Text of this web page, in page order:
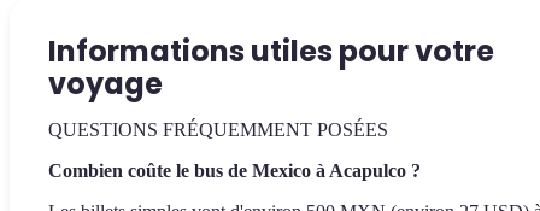
Informations utiles pour votre
voyage
QUESTIONS FRÉQUEMMENT POSÉES
Combien coûte le bus de Mexico à Acapulco ?